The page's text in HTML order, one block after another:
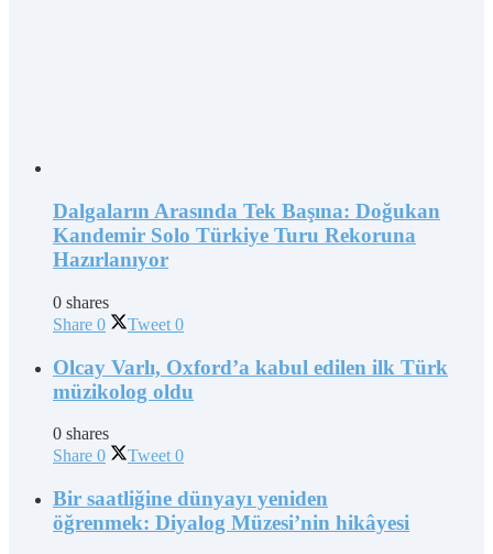
Dalgaların Arasında Tek Başına: Doğukan
Kandemir Solo Türkiye Turu Rekoruna
Hazırlanıyor
0 shares
Share 0 Tweet 0
Olcay Varlı, Oxford’a kabul edilen ilk Türk
müzikolog oldu
0 shares
Share 0 Tweet 0
Bir saatliğine dünyayı yeniden
öğrenmek: Diyalog Müzesi’nin hikâyesi